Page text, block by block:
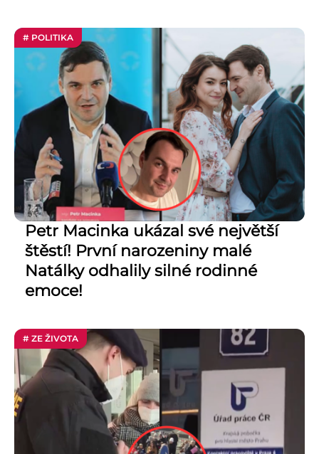
# POLITIKA
Petr Macinka ukázal své největší
štěstí! První narozeniny malé
Natálky odhalily silné rodinné
emoce!
# ZE ŽIVOTA